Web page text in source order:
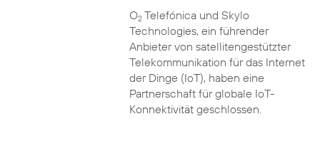
O2Telefónica und Skylo
Technologies, ein führender
Anbieter von satellitengestützter
Telekommunikation für das Internet
der Dinge (IoT), haben eine
Partnerschaft für globale IoT-
Konnektivität geschlossen.